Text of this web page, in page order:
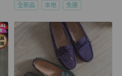
全新品 本地 免運